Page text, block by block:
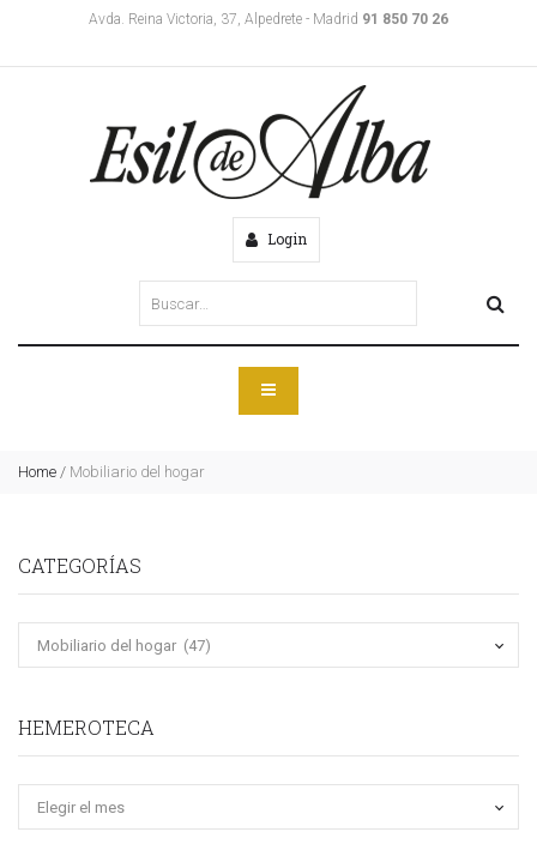
Avda. Reina Victoria, 37, Alpedrete - Madrid 91 850 70 26
Login
Home / Mobiliario del hogar
CATEGORÍAS
HEMEROTECA